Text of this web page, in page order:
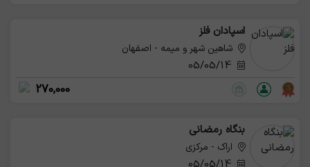
اسپادان فلز
شاهین شهر و میمه - اصفهان
05/05/14
270,000
بنگاه رمضانی
اراک - مرکزی